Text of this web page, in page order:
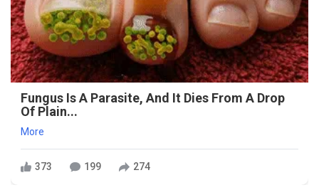
Fungus Is A Parasite, And It Dies From A Drop
Of Plain...
More
373 199 274